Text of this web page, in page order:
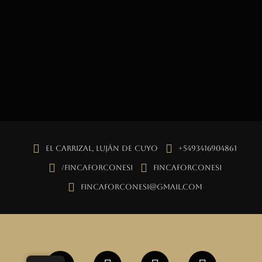
El Carrizal, Luján de Cuyo +5493416904861
/fincaforconesi fincaforconesi
fincaforconesi@gmail.com